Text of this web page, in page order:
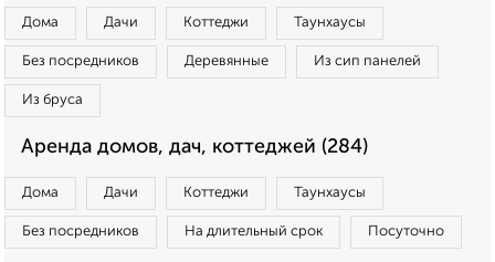
Дома Дачи Коттеджи Таунхаусы
Без посредников Деревянные Из сип панелей
Из бруса
Аренда домов, дач, коттеджей (284)
Дома Дачи Коттеджи Таунхаусы
Без посредников На длительный срок Посуточно